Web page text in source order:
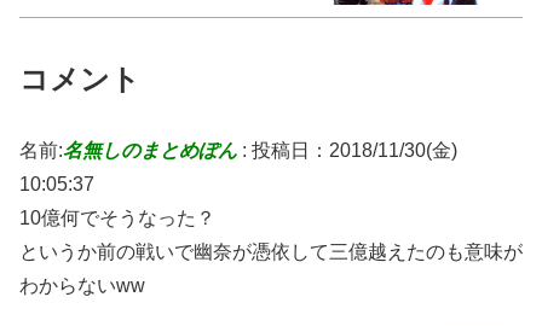
コメント
名前:名無しのまとめぽん : 投稿日：2018/11/30(金)
10:05:37
10億何でそうなった？
というか前の戦いで幽奈が憑依して三億越えたのも意味が
わからないww